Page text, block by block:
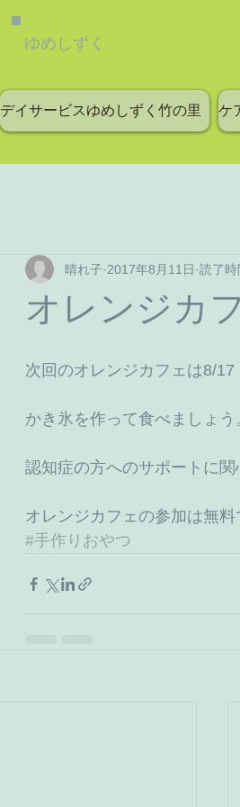
ゆめしずく
デイサービスゆめしずく竹の里 ケ
オレンジカ
晴れ子 2017年8月11日 読了時
次回のオレンジカフェは8/17
かき氷を作って食べましょ
認知症の方へのサポートに
オレンジカフェの参加は無料
#手作りおやつ